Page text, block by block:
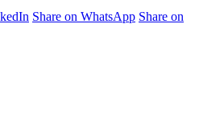
Share
Share on WhatsAppShare
Share on